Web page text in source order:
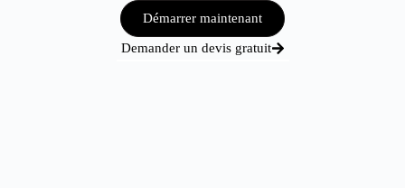
Démarrer maintenant
Demander un devis gratuit